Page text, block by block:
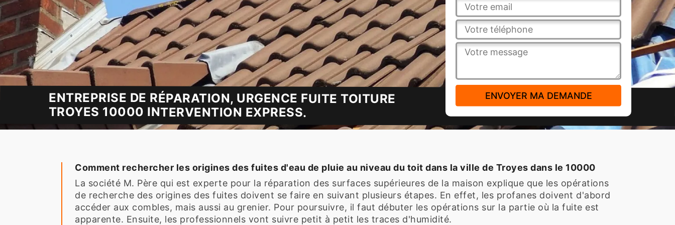
ENTREPRISE DE RÉPARATION, URGENCE FUITE TOITURE
TROYES 10000 INTERVENTION EXPRESS.
Comment rechercher les origines des fuites d'eau de pluie au niveau du toit dans la ville de Troyes dans le 10000
La société M. Père qui est experte pour la réparation des surfaces supérieures de la maison explique que les opérations
de recherche des origines des fuites doivent se faire en suivant plusieurs étapes. En effet, les profanes doivent d'abord
accéder aux combles, mais aussi au grenier. Pour poursuivre, il faut débuter les opérations sur la partie où la fuite est
apparente. Ensuite, les professionnels vont suivre petit à petit les traces d'humidité.